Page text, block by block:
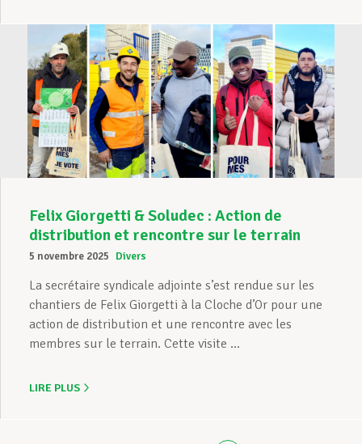
Felix Giorgetti & Soludec : Action de
distribution et rencontre sur le terrain
5 novembre 2025 Divers
La secrétaire syndicale adjointe s’est rendue sur les
chantiers de Felix Giorgetti à la Cloche d’Or pour une
action de distribution et une rencontre avec les
membres sur le terrain. Cette visite ...
LIRE PLUS